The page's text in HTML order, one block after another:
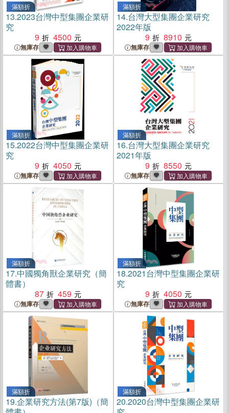
滿額折
13.2023台灣中型集團企業研
究
9
4500
無庫存
滿額折
14.台灣大型集團企業研究
2022年版
9
8910
無庫存
滿額折
15.2022台灣中型集團企業研
究
9
4050
無庫存
滿額折
16.台灣大型集團企業研究
2021年版
9
8550
無庫存
滿額折
17.中國獨角獸企業研究（簡
體書）
87
459
無庫存
滿額折
18.2021台灣中型集團企業研
究
9
4050
無庫存
滿額折
19.企業研究方法(第7版)（簡
滿額折
20.2020台灣中型集團企業研